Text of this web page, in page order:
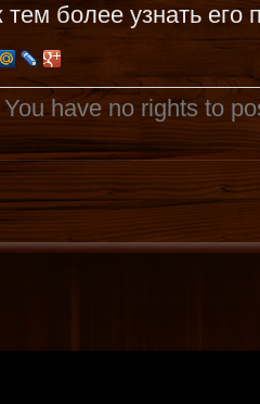
более узнать его
You have no rights to